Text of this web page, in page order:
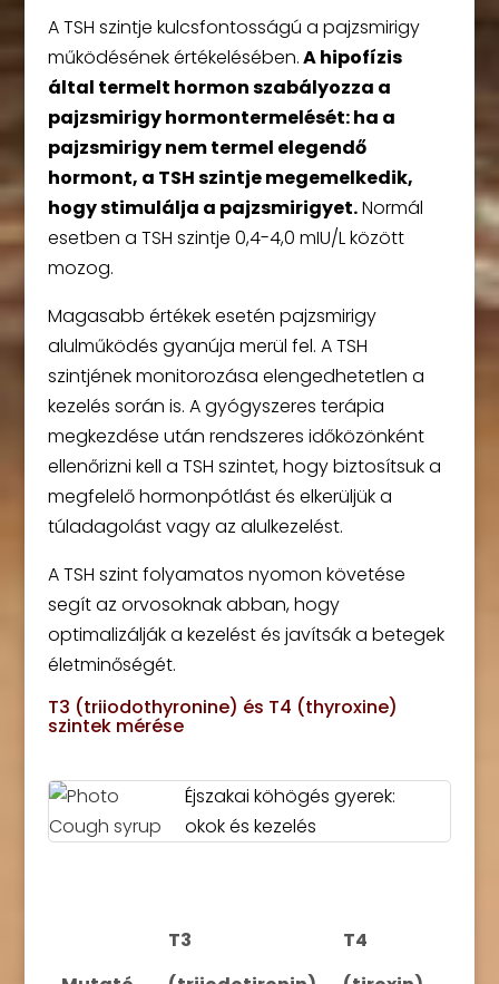
A TSH szintje kulcsfontosságú a pajzsmirigy
működésének értékelésében.A hipofízis
által termelt hormon szabályozza a
pajzsmirigy hormontermelését: ha a
pajzsmirigy nem termel elegendő
hormont, a TSH szintje megemelkedik,
hogy stimulálja a pajzsmirigyet.Normál
esetben a TSH szintje 0,4-4,0 mIU/L között
mozog.
Magasabb értékek esetén pajzsmirigy
alulműködés gyanúja merül fel. A TSH
szintjének monitorozása elengedhetetlen a
kezelés során is. A gyógyszeres terápia
megkezdése után rendszeres időközönként
ellenőrizni kell a TSH szintet, hogy biztosítsuk a
megfelelő hormonpótlást és elkerüljük a
túladagolást vagy az alulkezelést.
A TSH szint folyamatos nyomon követése
segít az orvosoknak abban, hogy
optimalizálják a kezelést és javítsák a betegek
életminőségét.
T3 (triiodothyronine) és T4 (thyroxine)
szintek mérése
Éjszakai köhögés gyerek:
okok és kezelés
T3
T4